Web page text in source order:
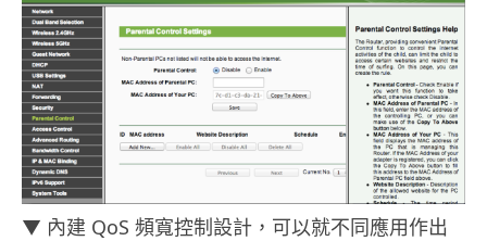
▼ 內建 QoS 頻寬控制設計，可以就不同應用作出